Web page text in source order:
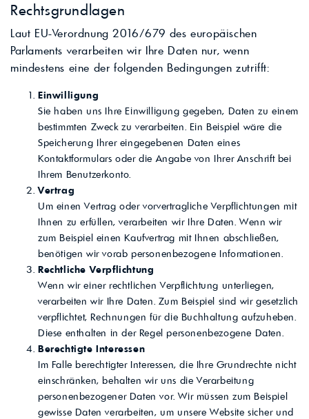
Rechtsgrundlagen
Laut EU-Verordnung 2016/679 des europäischen
Parlaments verarbeiten wir Ihre Daten nur, wenn
mindestens eine der folgenden Bedingungen zutrifft:
Einwilligung
Sie haben uns Ihre Einwilligung gegeben, Daten zu einem
bestimmten Zweck zu verarbeiten. Ein Beispiel wäre die
Speicherung Ihrer eingegebenen Daten eines
Kontaktformulars oder die Angabe von Ihrer Anschrift bei
Ihrem Benutzerkonto.
Vertrag
Um einen Vertrag oder vorvertragliche Verpflichtungen mit
Ihnen zu erfüllen, verarbeiten wir Ihre Daten. Wenn wir
zum Beispiel einen Kaufvertrag mit Ihnen abschließen,
benötigen wir vorab personenbezogene Informationen.
Rechtliche Verpflichtung
Wenn wir einer rechtlichen Verpflichtung unterliegen,
verarbeiten wir Ihre Daten. Zum Beispiel sind wir gesetzlich
verpflichtet, Rechnungen für die Buchhaltung aufzuheben.
Diese enthalten in der Regel personenbezogene Daten.
Berechtigte Interessen
Im Falle berechtigter Interessen, die Ihre Grundrechte nicht
einschränken, behalten wir uns die Verarbeitung
personenbezogener Daten vor. Wir müssen zum Beispiel
gewisse Daten verarbeiten, um unsere Website sicher und